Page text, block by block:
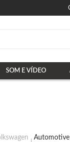
SOM E VÍDEO
Automotive